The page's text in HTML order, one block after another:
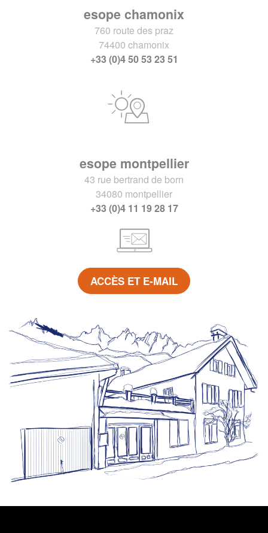
esope chamonix
760 route des praz
74400 chamonix
+33 (0)4 50 53 23 51
esope montpellier
43 rue bertrand de born
34080 montpellier
+33 (0)4 11 19 28 17
ACCÈS ET E-MAIL